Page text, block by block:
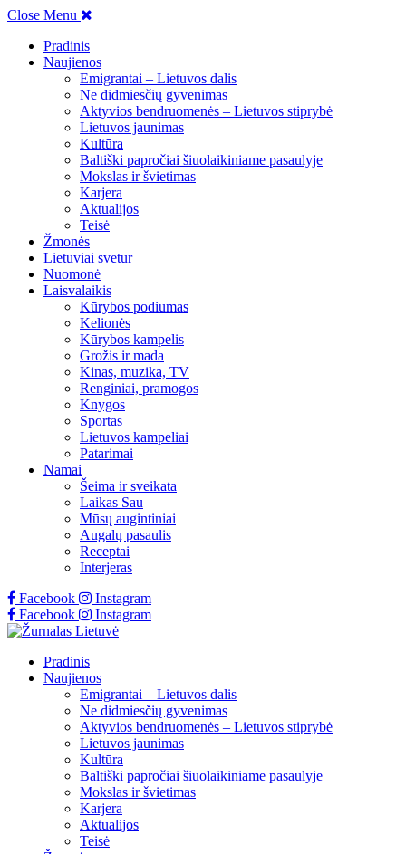
Close Menu
Pradinis
Naujienos
Emigrantai – Lietuvos dalis
Ne didmiesčių gyvenimas
Aktyvios bendruomenės – Lietuvos stiprybė
Lietuvos jaunimas
Kultūra
Baltiški papročiai šiuolaikiniame pasaulyje
Mokslas ir švietimas
Karjera
Aktualijos
Teisė
Žmonės
Lietuviai svetur
Nuomonė
Laisvalaikis
Kūrybos podiumas
Kelionės
Kūrybos kampelis
Grožis ir mada
Kinas, muzika, TV
Renginiai, pramogos
Knygos
Sportas
Lietuvos kampeliai
Patarimai
Namai
Šeima ir sveikata
Laikas Sau
Mūsų augintiniai
Augalų pasaulis
Receptai
Interjeras
Facebook
Instagram
Facebook
Instagram
Pradinis
Naujienos
Emigrantai – Lietuvos dalis
Ne didmiesčių gyvenimas
Aktyvios bendruomenės – Lietuvos stiprybė
Lietuvos jaunimas
Kultūra
Baltiški papročiai šiuolaikiniame pasaulyje
Mokslas ir švietimas
Karjera
Aktualijos
Teisė